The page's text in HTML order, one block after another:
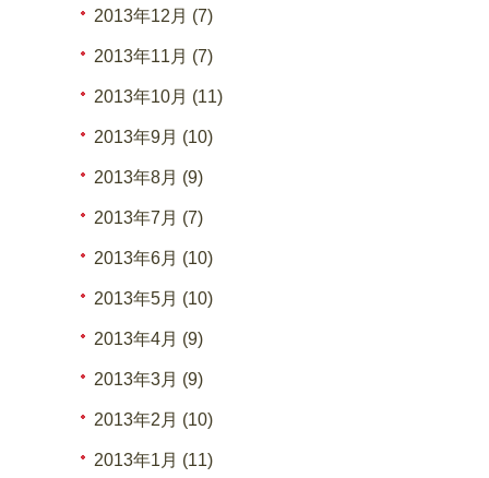
2013年12月 (7)
2013年11月 (7)
2013年10月 (11)
2013年9月 (10)
2013年8月 (9)
2013年7月 (7)
2013年6月 (10)
2013年5月 (10)
2013年4月 (9)
2013年3月 (9)
2013年2月 (10)
2013年1月 (11)